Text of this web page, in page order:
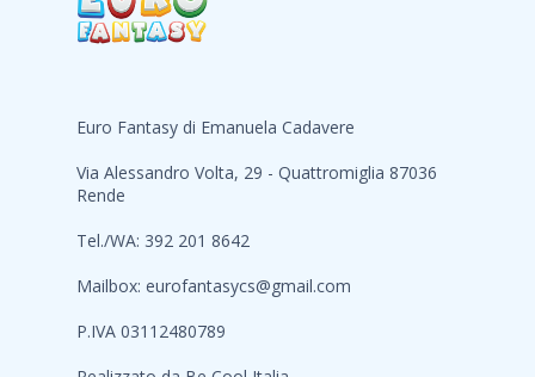
Euro Fantasy di Emanuela Cadavere
Via Alessandro Volta, 29 - Quattromiglia 87036
Rende
Tel./WA: 392 201 8642
Mailbox: eurofantasycs@gmail.com
P.IVA 03112480789